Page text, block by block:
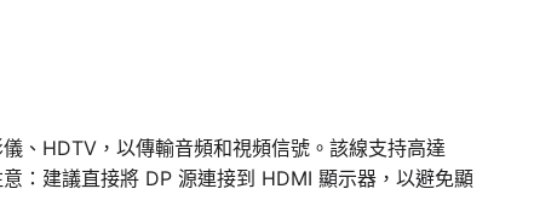
、HDTV，以傳輸音頻和視頻信號。該線支持高達
：建議直接將 DP 源連接到 HDMI 顯示器，以避免顯